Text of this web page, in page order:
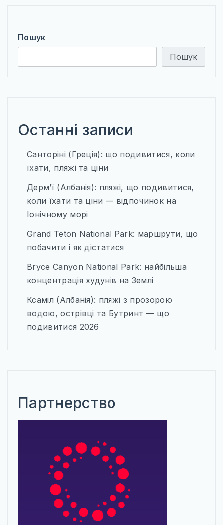
КНИГА ЯК КАРТА
МІСТА, ЩО ЗАСНУЛИ, АЛЕ НЕ ЗНИКЛИ
ХРАМИ ДХАРМИ
ТРАНСПОРТ
ПРОЖИВАННЯ
СОФТ ДЛЯ ТУРИСТА
КАРТИ
ПРОЖИВАННЯ
ПУТІВНИКИ
Пошук
Пошук
Останні записи
Санторіні (Греція): що подивитися, коли
їхати, пляжі та ціни
Дерм’ї (Албанія): пляжі, що подивитися,
коли їхати та ціни — відпочинок на
Іонічному морі
Grand Teton National Park: маршрути, що
побачити і як дістатися
Bryce Canyon National Park: найбільша
концентрація худунів на Землі
Ксаміл (Албанія): пляжі з прозорою
водою, острівці та Бутринт — що
подивитися 2026
Партнерство